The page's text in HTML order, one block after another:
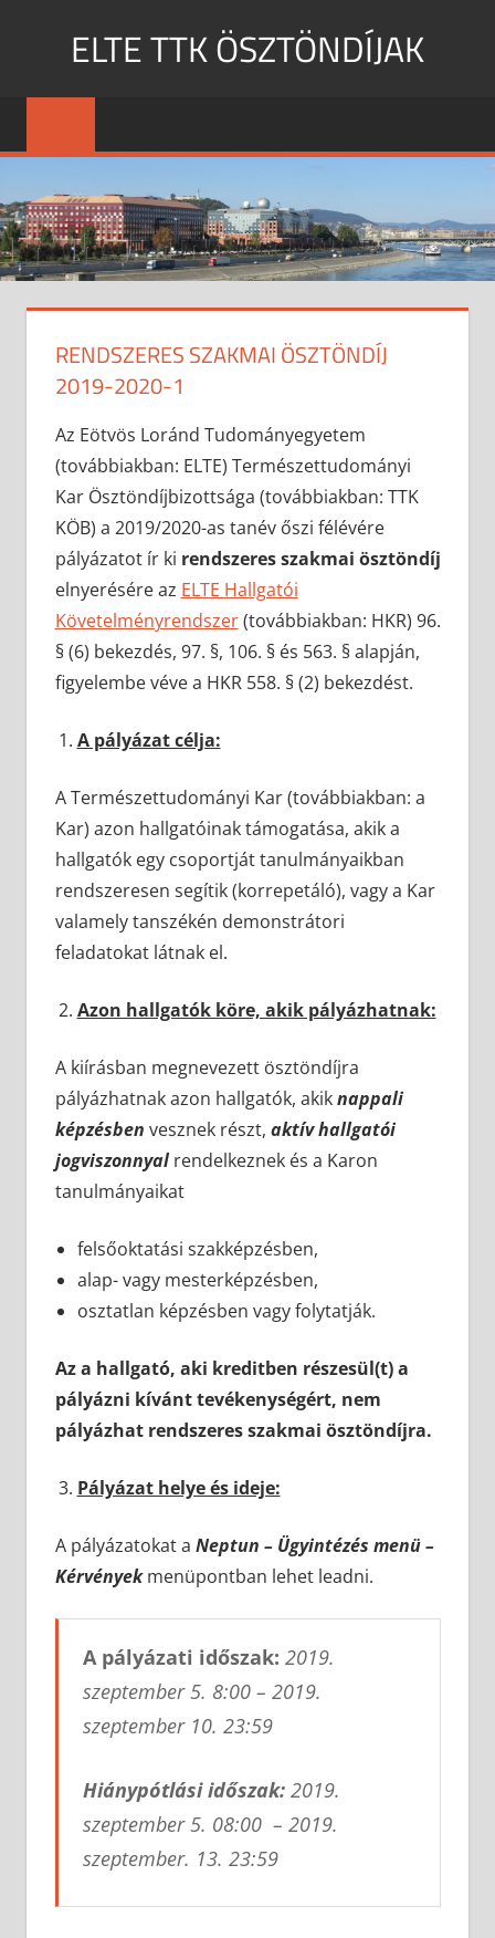
ELTE TTK ÖSZTÖNDÍJAK
RENDSZERES SZAKMAI ÖSZTÖNDÍJ
2019-2020-1
Az Eötvös Loránd Tudományegyetem
(továbbiakban: ELTE) Természettudományi
Kar Ösztöndíjbizottsága (továbbiakban: TTK
KÖB) a 2019/2020-as tanév őszi félévére
pályázatot ír ki rendszeres szakmai ösztöndíj
elnyerésére az ELTE Hallgatói
Követelményrendszer(továbbiakban: HKR) 96.
§ (6) bekezdés, 97. §, 106. § és 563. § alapján,
figyelembe véve a HKR 558. § (2) bekezdést.
A pályázat célja:
A Természettudományi Kar (továbbiakban: a
Kar) azon hallgatóinak támogatása, akik a
hallgatók egy csoportját tanulmányaikban
rendszeresen segítik (korrepetáló), vagy a Kar
valamely tanszékén demonstrátori
feladatokat látnak el.
Azon hallgatók köre, akik pályázhatnak:
A kiírásban megnevezett ösztöndíjra
pályázhatnak azon hallgatók, akiknappali
képzésben vesznek részt, aktív hallgatói
jogviszonnyalrendelkeznek és a Karon
tanulmányaikat
felsőoktatási szakképzésben,
alap- vagy mesterképzésben,
osztatlan képzésben vagy folytatják.
Az a hallgató, aki kreditben részesül(t) a
pályázni kívánt tevékenységért, nem
pályázhat rendszeres szakmai ösztöndíjra.
Pályázat helye és ideje:
A pályázatokat a Neptun – Ügyintézés menü –
Kérvényekmenüpontban lehet leadni.
A pályázati időszak: 2019.
szeptember 5. 8:00 – 2019.
szeptember 10. 23:59
Hiánypótlási időszak: 2019.
szeptember 5. 08:00 – 2019.
szeptember. 13. 23:59